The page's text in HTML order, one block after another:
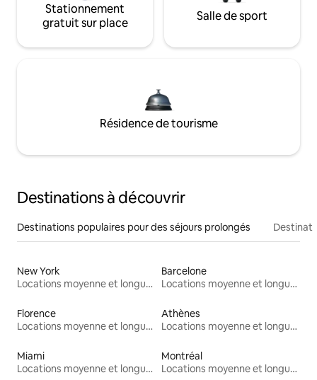
Stationnement
gratuit sur place
Salle de sport
Résidence de tourisme
Destinations à découvrir
Destinations populaires pour des séjours prolongés
New York
Locations moyenne et longue durée
Barcelone
Locations moyenne et longue durée
Florence
Locations moyenne et longue durée
Athènes
Locations moyenne et longue durée
Miami
Locations moyenne et longue durée
Montréal
Locations moyenne et longue durée